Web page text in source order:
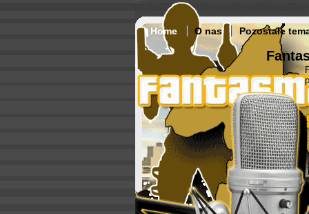
Home O nas Pozostałe